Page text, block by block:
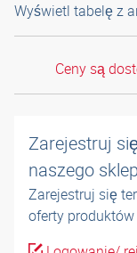
Wyświetl tabelę z
Ceny są
Zarejestruj
naszego
Zarejestruj się
oferty